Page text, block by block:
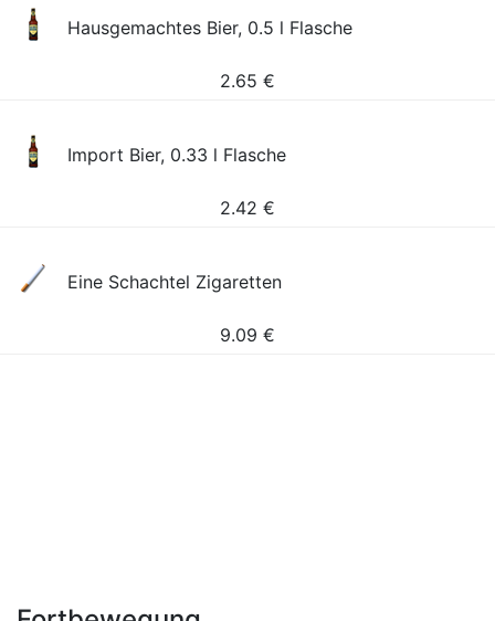
Hausgemachtes Bier, 0.5 l Flasche
2.65 €
Import Bier, 0.33 l Flasche
2.42 €
Eine Schachtel Zigaretten
9.09 €